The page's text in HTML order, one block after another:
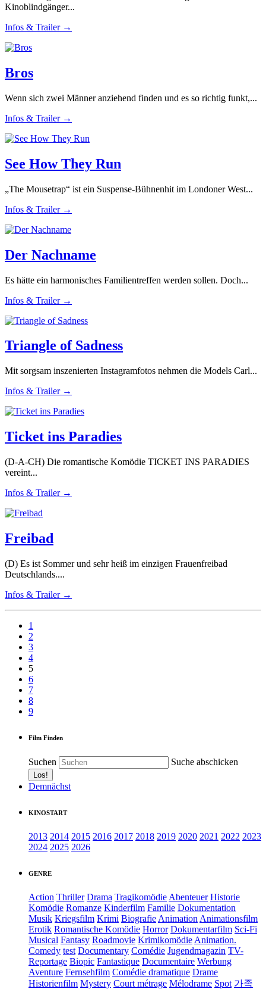
Kinoblindgänger...
Infos & Trailer →
Bros
Wenn sich zwei Männer anziehend finden und es so richtig funkt,...
Infos & Trailer →
See How They Run
„The Mousetrap“ ist ein Suspense-Bühnenhit im Londoner West...
Infos & Trailer →
Der Nachname
Es hätte ein harmonisches Familientreffen werden sollen. Doch...
Infos & Trailer →
Triangle of Sadness
Mit sorgsam inszenierten Instagramfotos nehmen die Models Carl...
Infos & Trailer →
Ticket ins Paradies
(D-A-CH) Die romantische Komödie TICKET INS PARADIES
vereint...
Infos & Trailer →
Freibad
(D) Es ist Sommer und sehr heiß im einzigen Frauenfreibad
Deutschlands....
Infos & Trailer →
1
2
3
4
5
6
7
8
9
Film Finden
Suchen Suche abschicken
Demnächst
KINOSTART
2013 2014 2015 2016 2017 2018 2019 2020 2021 2022 2023
2024 2025 2026
GENRE
Action Thriller Drama Tragikomödie Abenteuer Historie
Komödie Romanze Kinderfilm Familie Dokumentation
Musik Kriegsfilm Krimi Biografie Animation Animationsfilm
Erotik Romantische Komödie Horror Dokumentarfilm Sci-Fi
Musical Fantasy Roadmovie Krimikomödie Animation.
Comedy test Documentary Comédie Jugendmagazin TV-
Reportage Biopic Fantastique Documentaire Werbung
Aventure Fernsehfilm Comédie dramatique Drame
Historienfilm Mystery Court métrage Mélodrame Spot 가족